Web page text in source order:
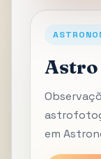
Astro
em